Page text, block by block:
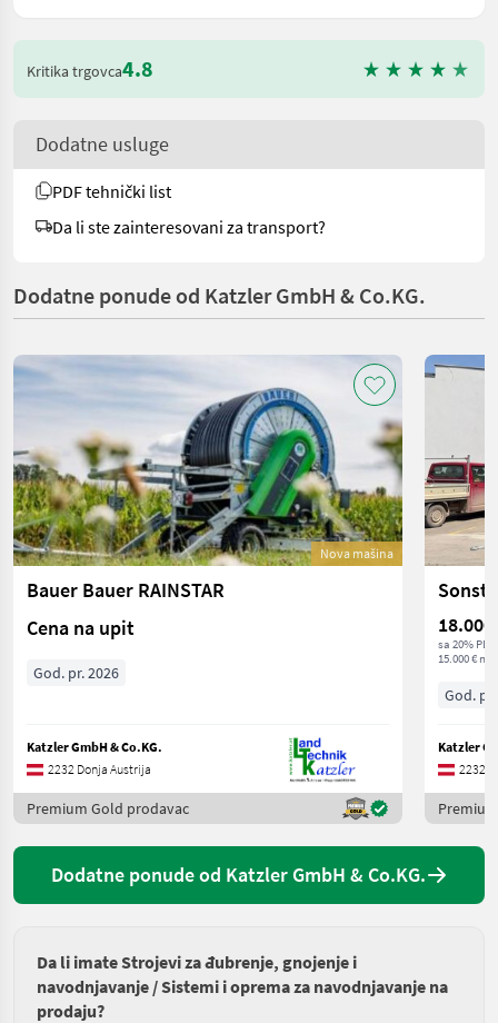
Kritika trgovca4.8
Dodatne usluge
PDF tehnički list
Da li ste zainteresovani za transport?
Dodatne ponude od Katzler GmbH & Co.KG.
Nova mašina
Bauer Bauer RAINSTAR
Cena na upit
God. pr. 2026
Katzler GmbH & Co.KG.
2232 Donja Austrija
Premium Gold prodavac
18.000
sa 20%
15.000 €
God.
Katzler
2232
Dodatne ponude od Katzler GmbH & Co.KG.
Da li imate Strojevi za đubrenje, gnojenje i
navodnjavanje / Sistemi i oprema za navodnjavanje na
prodaju?